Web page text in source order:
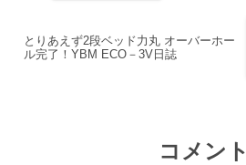
とりあえず2段ベッド力丸 オーバーホー
ル完了！YBM ECO－3V日誌
コメント